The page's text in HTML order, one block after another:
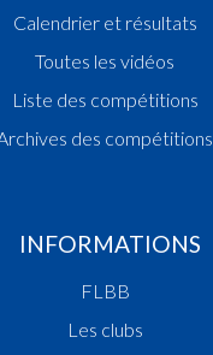
Calendrier et résultats
Toutes les vidéos
Liste des compétitions
des compétitions
INFORMATIONS
FLBB
Les clubs